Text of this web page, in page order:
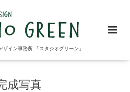
ザイン事務所 「スタジオグリーン」
成写真